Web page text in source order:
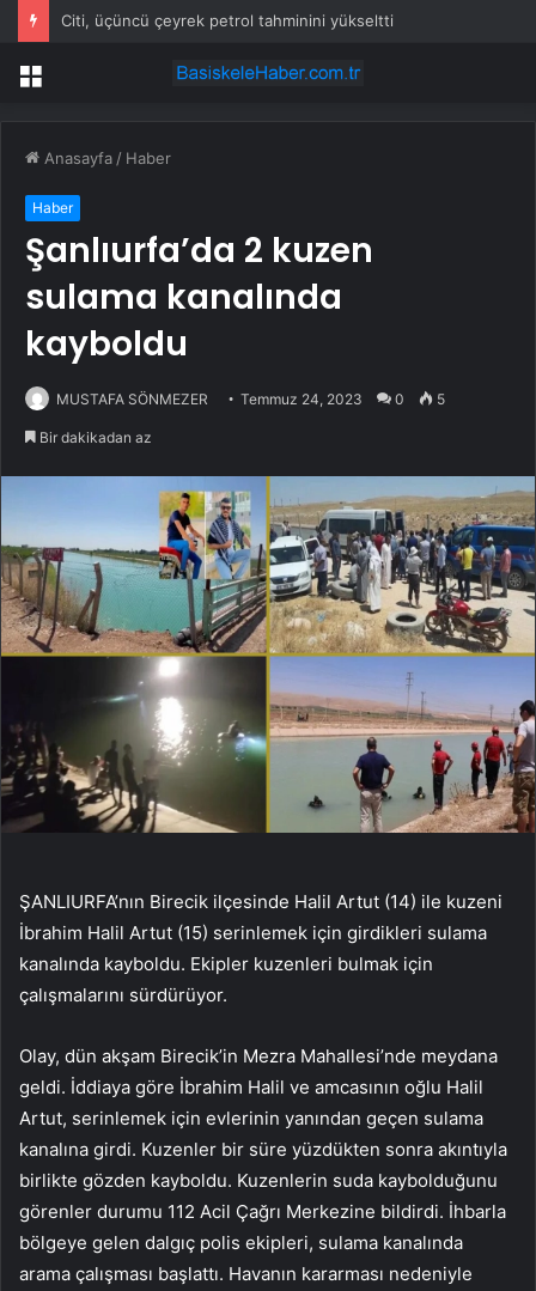
Citi, üçüncü çeyrek petrol tahminini yükseltti
Menü
Anasayfa / Haber
Haber
Şanlıurfa’da 2 kuzen
sulama kanalında
kayboldu
MUSTAFA SÖNMEZER Temmuz 24, 2023 0 5
Bir dakikadan az
ŞANLIURFA’nın Birecik ilçesinde Halil Artut (14) ile kuzeni
İbrahim Halil Artut (15) serinlemek için girdikleri sulama
kanalında kayboldu. Ekipler kuzenleri bulmak için
çalışmalarını sürdürüyor.
Olay, dün akşam Birecik’in Mezra Mahallesi’nde meydana
geldi. İddiaya göre İbrahim Halil ve amcasının oğlu Halil
Artut, serinlemek için evlerinin yanından geçen sulama
kanalına girdi. Kuzenler bir süre yüzdükten sonra akıntıyla
birlikte gözden kayboldu. Kuzenlerin suda kaybolduğunu
görenler durumu 112 Acil Çağrı Merkezine bildirdi. İhbarla
bölgeye gelen dalgıç polis ekipleri, sulama kanalında
arama çalışması başlattı. Havanın kararması nedeniyle